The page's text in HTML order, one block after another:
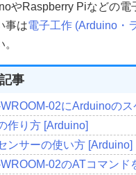
やRaspberry Piなどの
事は電子工作 (Arduino・
事
02にArduinoの
作り方 [Arduino]
ンサーの使い方 [Arduino]
02のATコマン